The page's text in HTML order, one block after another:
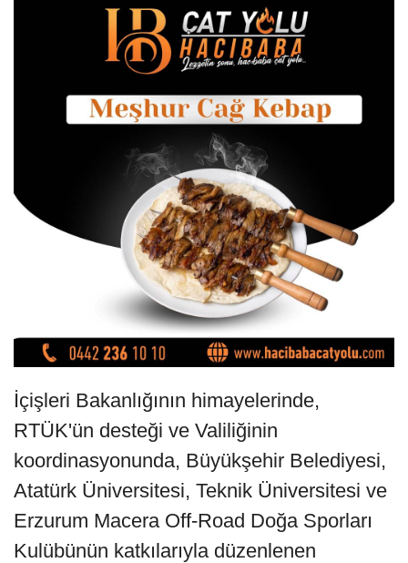
İçişleri Bakanlığının himayelerinde,
RTÜK'ün desteği ve Valiliğinin
koordinasyonunda, Büyükşehir Belediyesi,
Atatürk Üniversitesi, Teknik Üniversitesi ve
Erzurum Macera Off-Road Doğa Sporları
Kulübünün katkılarıyla düzenlenen